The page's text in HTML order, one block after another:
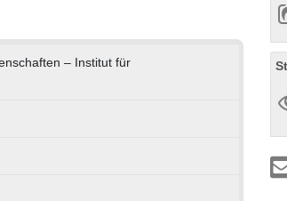
– Institut für